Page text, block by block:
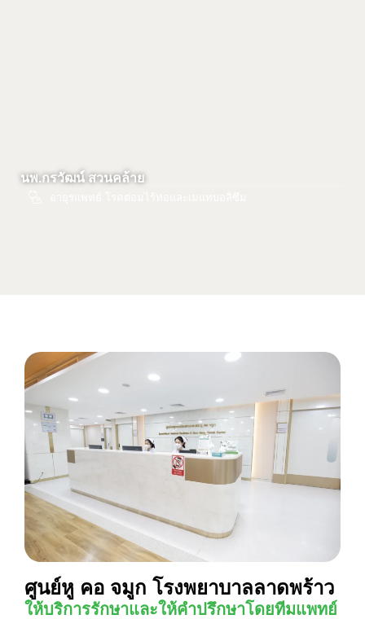
นพ.กรวัฒน์ สวนคล้าย
ศูนย์หู คอ จมูก โรงพยาบาลลาดพร้าว
ให้บริการรักษาและให้คำปรึกษาโดยทีมแพทย์